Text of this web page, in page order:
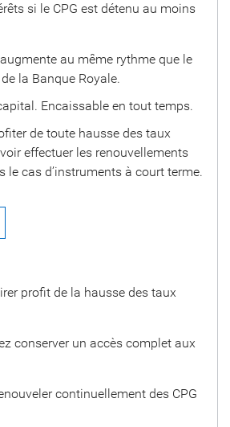
si le CPG est détenu au moins
au même rythme que le
la Banque Royale.
Encaissable en tout temps.
de toute hausse des taux
effectuer les renouvellements
le cas d’instruments à court terme.
profit de la hausse des taux
conserver un accès complet aux
continuellement des CPG